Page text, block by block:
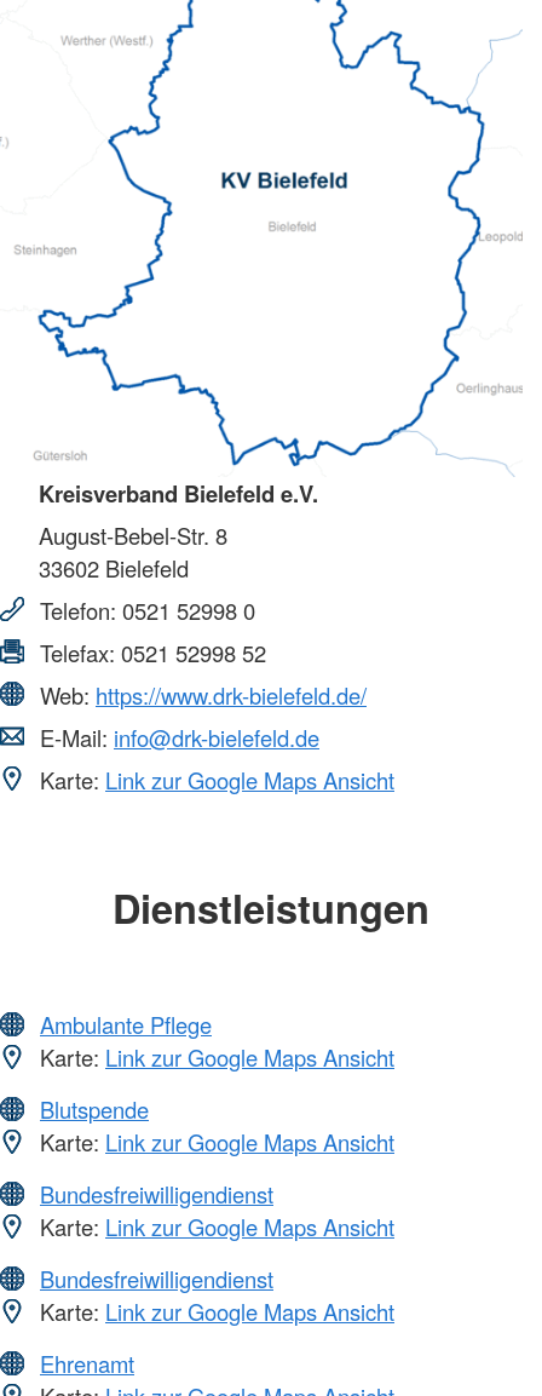
Kreisverband Bielefeld e.V.
August-Bebel-Str. 8
33602 Bielefeld
Telefon: 0521 52998 0
Telefax: 0521 52998 52
Web: https://www.drk-bielefeld.de/
E-Mail: info@drk-bielefeld.de
Karte: Link zur Google Maps Ansicht
Dienstleistungen
Ambulante Pflege
Karte: Link zur Google Maps Ansicht
Blutspende
Karte: Link zur Google Maps Ansicht
Bundesfreiwilligendienst
Karte: Link zur Google Maps Ansicht
Bundesfreiwilligendienst
Karte: Link zur Google Maps Ansicht
Ehrenamt